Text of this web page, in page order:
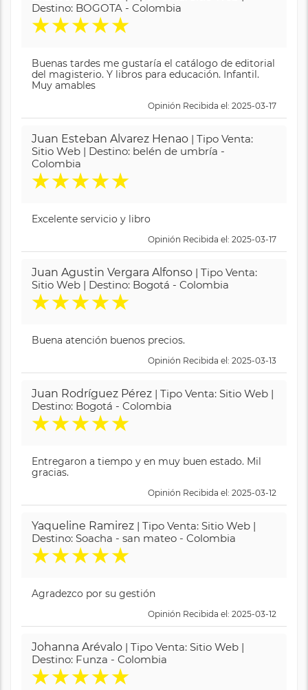
Destino: BOGOTA - Colombia
★★★★★
Buenas tardes me gustaría el catálogo de editorial
del magisterio. Y libros para educación. Infantil.
Muy amables
Opinión Recibida el: 2025-03-17
Juan Esteban Alvarez Henao | Tipo Venta:
Sitio Web | Destino: belén de umbría -
Colombia
★★★★★
Excelente servicio y libro
Opinión Recibida el: 2025-03-17
Juan Agustin Vergara Alfonso | Tipo Venta:
Sitio Web | Destino: Bogotá - Colombia
★★★★★
Buena atención buenos precios.
Opinión Recibida el: 2025-03-13
Juan Rodríguez Pérez | Tipo Venta: Sitio Web |
Destino: Bogotá - Colombia
★★★★★
Entregaron a tiempo y en muy buen estado. Mil
gracias.
Opinión Recibida el: 2025-03-12
Yaqueline Ramirez | Tipo Venta: Sitio Web |
Destino: Soacha - san mateo - Colombia
★★★★★
Agradezco por su gestión
Opinión Recibida el: 2025-03-12
Johanna Arévalo | Tipo Venta: Sitio Web |
Destino: Funza - Colombia
★★★★★